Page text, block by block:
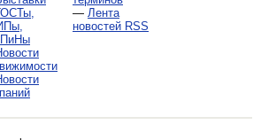
— Лента
новостей RSS